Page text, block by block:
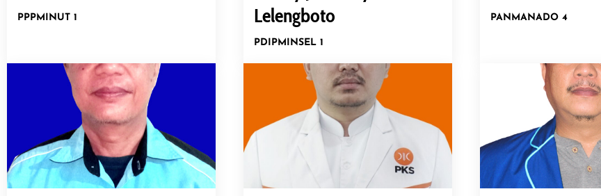
PPPMINUT 1
Lelengboto
PDIPMINSEL 1
PAN MANADO 4